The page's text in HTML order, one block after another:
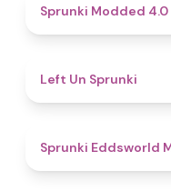
Sprunki Modded 4.0
Left Un Sprunki
Sprunki Eddsworld